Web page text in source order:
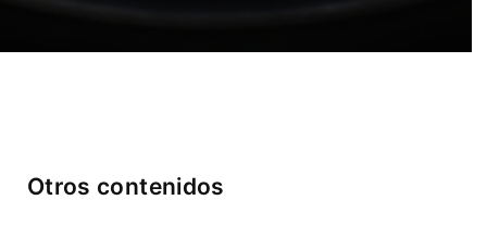
Otros contenidos